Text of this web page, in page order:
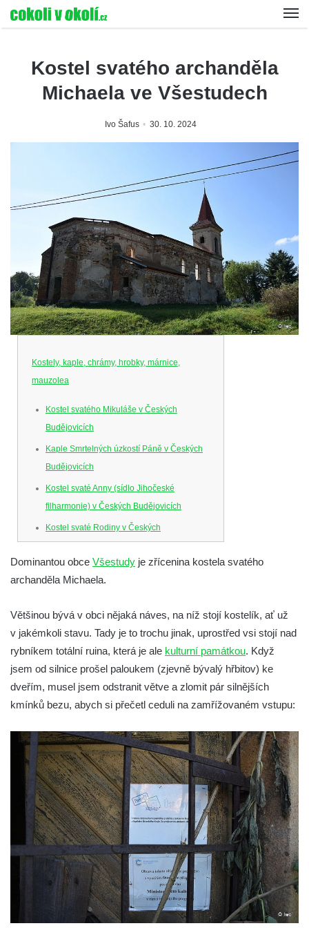
Kostel svatého archanděla
Michaela ve Všestudech
Ivo Šafus 30. 10. 2024
Kostely, kaple, chrámy, hrobky, márnice,
mauzolea
Kostel svatého Mikuláše v Českých
Budějovicích
Kaple Smrtelných úzkostí Páně v Českých
Budějovicích
Kostel svaté Anny (sídlo Jihočeské
filharmonie) v Českých Budějovicích
Kostel svaté Rodiny v Českých
Budějovicích
Kostel Obětování Panny Marie u kláštera
dominikánů v Českých Budějovicích
Kaple na křižovatce ulic Budějovická a
Dělnická v Kamenném Újezdě
Bývalý kostel svatých Filipa a Jakuba na
náměstí J. V. Kamarýta ve Velešíně
Kaple na hřbitově ve Velešíně
Kostel svatého Václava ve Velešíně
Poutní areál Římov
Kostel svatého Ducha v poutním areálu
Římov
Křížová cesta Římov – XXV. kaple – Boží
Křížová cesta Římov – XXIV. kaple – Pieta
Křížová cesta Římov – XXIII. kaple –
Dominantou obce Všestudy je zřícenina kostela svatého
archanděla Michaela.
Většinou bývá v obci nějaká náves, na níž stojí kostelík, ať už
v jakémkoli stavu. Tady je to trochu jinak, uprostřed vsi stojí nad
rybníkem totální ruina, která je ale kulturní památkou. Když
jsem od silnice prošel paloukem (zjevně bývalý hřbitov) ke
dveřím, musel jsem odstranit větve a zlomit pár silnějších
kmínků bezu, abych si přečetl ceduli na zamřížovaném vstupu: